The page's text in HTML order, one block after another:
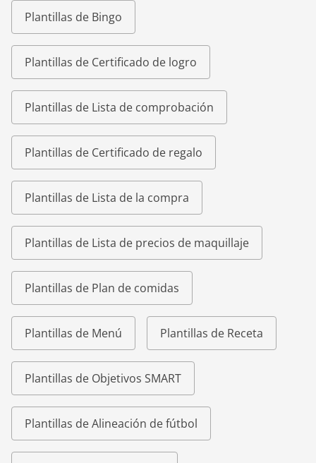
Plantillas de Bingo
Plantillas de Certificado de logro
Plantillas de Lista de comprobación
Plantillas de Certificado de regalo
Plantillas de Lista de la compra
Plantillas de Lista de precios de maquillaje
Plantillas de Plan de comidas
Plantillas de Menú Plantillas de Receta
Plantillas de Objetivos SMART
Plantillas de Alineación de fútbol